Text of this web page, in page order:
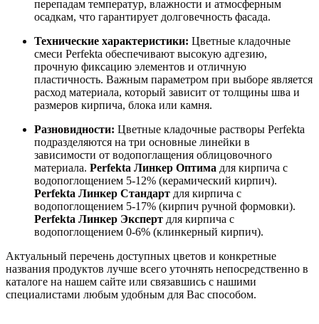
перепадам температур, влажности и атмосферным
осадкам, что гарантирует долговечность фасада.
Технические характеристики: Цветные кладочные
смеси Perfekta обеспечивают высокую адгезию,
прочную фиксацию элементов и отличную
пластичность. Важным параметром при выборе является
расход материала, который зависит от толщины шва и
размеров кирпича, блока или камня.
Разновидности: Цветные кладочные растворы Perfekta
подразделяются на три основные линейки в
зависимости от водопоглащения облицовочного
материала. Perfekta Линкер Оптима для кирпича с
водопоглощением 5-12% (керамический кирпич).
Perfekta Линкер Стандарт для кирпича с
водопоглощением 5-17% (кирпич ручной формовки).
Perfekta Линкер Эксперт для кирпича с
водопоглощением 0-6% (клинкерный кирпич).
Актуальный перечень доступных цветов и конкретные
названия продуктов лучше всего уточнять непосредственно в
каталоге на нашем сайте или связавшись с нашими
специалистами любым удобным для Вас способом.